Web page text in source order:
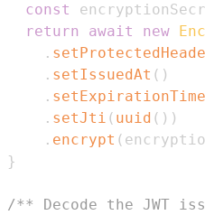
const
return
await new
.
. setIssuedAt ( )
. setExpirationTime
. setJti ( uuid ( ) )
. encrypt (
}
/** Decode the JWT